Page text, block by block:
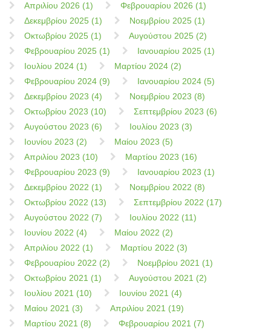
Απριλίου 2026 (1)
Φεβρουαρίου 2026 (1)
Δεκεμβρίου 2025 (1)
Νοεμβρίου 2025 (1)
Οκτωβρίου 2025 (1)
Αυγούστου 2025 (2)
Φεβρουαρίου 2025 (1)
Ιανουαρίου 2025 (1)
Ιουλίου 2024 (1)
Μαρτίου 2024 (2)
Φεβρουαρίου 2024 (9)
Ιανουαρίου 2024 (5)
Δεκεμβρίου 2023 (4)
Νοεμβρίου 2023 (8)
Οκτωβρίου 2023 (10)
Σεπτεμβρίου 2023 (6)
Αυγούστου 2023 (6)
Ιουλίου 2023 (3)
Ιουνίου 2023 (2)
Μαίου 2023 (5)
Απριλίου 2023 (10)
Μαρτίου 2023 (16)
Φεβρουαρίου 2023 (9)
Ιανουαρίου 2023 (1)
Δεκεμβρίου 2022 (1)
Νοεμβρίου 2022 (8)
Οκτωβρίου 2022 (13)
Σεπτεμβρίου 2022 (17)
Αυγούστου 2022 (7)
Ιουλίου 2022 (11)
Ιουνίου 2022 (4)
Μαίου 2022 (2)
Απριλίου 2022 (1)
Μαρτίου 2022 (3)
Φεβρουαρίου 2022 (2)
Νοεμβρίου 2021 (1)
Οκτωβρίου 2021 (1)
Αυγούστου 2021 (2)
Ιουλίου 2021 (10)
Ιουνίου 2021 (4)
Μαίου 2021 (3)
Απριλίου 2021 (19)
Μαρτίου 2021 (8)
Φεβρουαρίου 2021 (7)